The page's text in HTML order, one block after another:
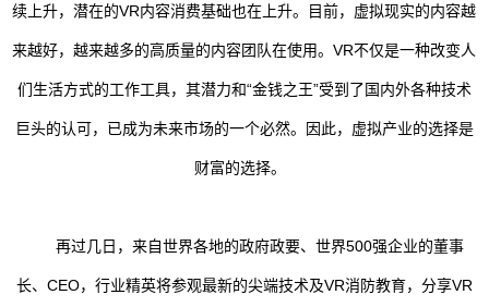
续上升，潜在的VR内容消费基础也在上升。目前，虚拟现实的内容越
来越好，越来越多的高质量的内容团队在使用。VR不仅是一种改变人
们生活方式的工作工具，其潜力和“金钱之王”受到了国内外各种技术
巨头的认可，已成为未来市场的一个必然。因此，虚拟产业的选择是
财富的选择。
再过几日，来自世界各地的政府政要、世界500强企业的董事
长、CEO，行业精英将参观最新的尖端技术及VR消防教育，分享VR